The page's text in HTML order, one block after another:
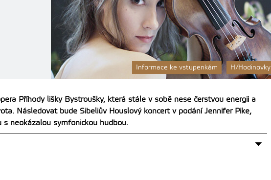
Informace ke vstupenkám
H/Hodinovky
Příhody lišky Bystroušky, která stále v sobě nese čerstvou energii a
Následovat bude Sibeliův Houslový koncert v podání Jennifer Pike,
neokázalou symfonickou hudbou.